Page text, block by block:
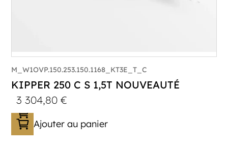
M_W1OVP.150.253.150.1168_KT3E_T_C
KIPPER 250 C S 1,5T NOUVEAUTÉ
3 304,80€
Ajouter au panier